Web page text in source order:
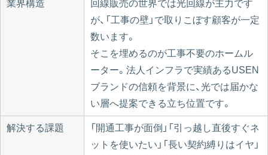
業界構造
回線販売の世界では光回線が主力です
が、「工事の壁」で取りこぼす顧客が一定
数います。
そこを埋めるのが工事不要のホームル
ーター。法人インフラで実績あるUSEN
ブランドの信頼を背景に、光では届かな
い層へ提案できる立ち位置です。
解決する課題
「開通工事が面倒」「引っ越し直後すぐネ
ットを使いたい」「長い契約縛りはイヤ」